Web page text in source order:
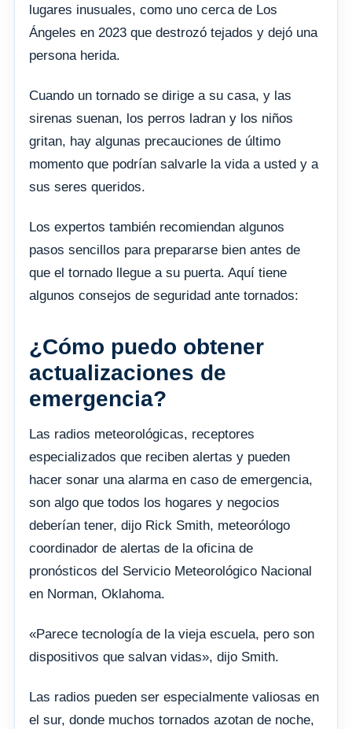
lugares inusuales, como uno cerca de Los
Ángeles en 2023 que destrozó tejados y dejó una
persona herida.
Cuando un tornado se dirige a su casa, y las
sirenas suenan, los perros ladran y los niños
gritan, hay algunas precauciones de último
momento que podrían salvarle la vida a usted y a
sus seres queridos.
Los expertos también recomiendan algunos
pasos sencillos para prepararse bien antes de
que el tornado llegue a su puerta. Aquí tiene
algunos consejos de seguridad ante tornados:
¿Cómo puedo obtener
actualizaciones de
emergencia?
Las radios meteorológicas, receptores
especializados que reciben alertas y pueden
hacer sonar una alarma en caso de emergencia,
son algo que todos los hogares y negocios
deberían tener, dijo Rick Smith, meteorólogo
coordinador de alertas de la oficina de
pronósticos del Servicio Meteorológico Nacional
en Norman, Oklahoma.
«Parece tecnología de la vieja escuela, pero son
dispositivos que salvan vidas», dijo Smith.
Las radios pueden ser especialmente valiosas en
el sur, donde muchos tornados azotan de noche,